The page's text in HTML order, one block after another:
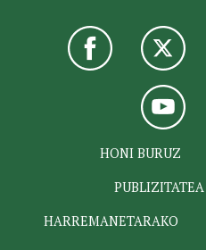
HONI BURUZ
PUBLIZITATEA
HARREMANETARAKO